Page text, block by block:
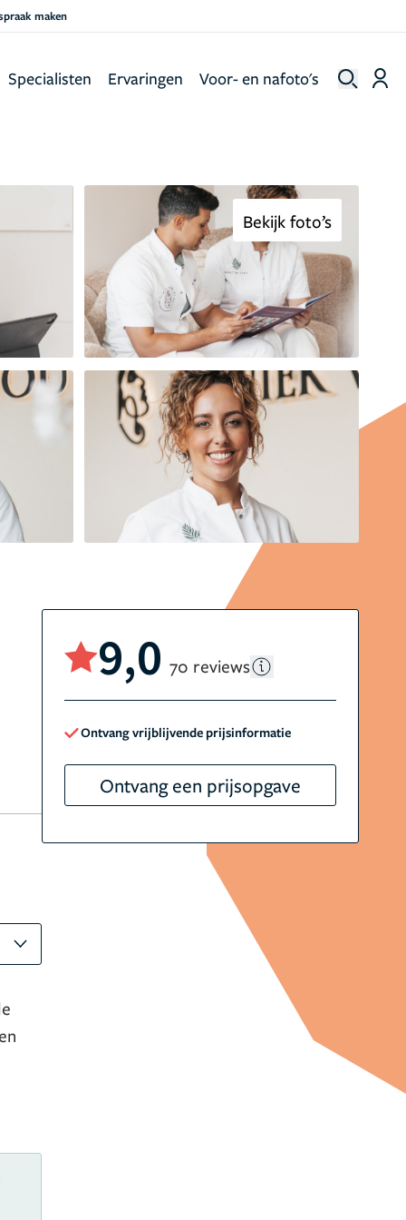
maken
Specialisten Ervaringen Voor- en nafoto's
Bekijk foto’s
9,0 70 reviews
Ontvang vrijblijvende prijsinformatie
Ontvang een prijsopgave